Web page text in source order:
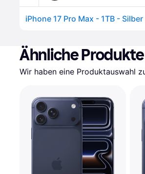
iPhone 17 Pro Max - 1TB - Silber
Ähnliche Produkte
Wir haben eine Produktauswahl